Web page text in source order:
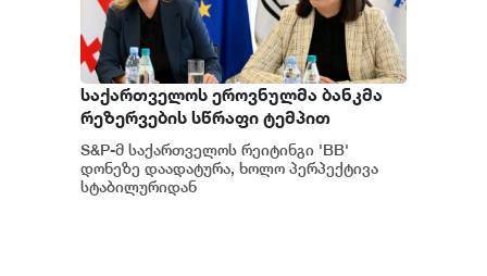
საქართველოს ეროვნულმა ბანკმა
რეზერვების სწრაფი ტემპით
დაგროვება განაგრძო და ივლისში
რეკორდულ ნიშნულს $7.1 მილიარდს
მიაღწია - S&P
S&P-მ საქართველოს რეიტინგი 'BB'
დონეზე დაადატურა, ხოლო პერპექტივა
სტაბილურიდან